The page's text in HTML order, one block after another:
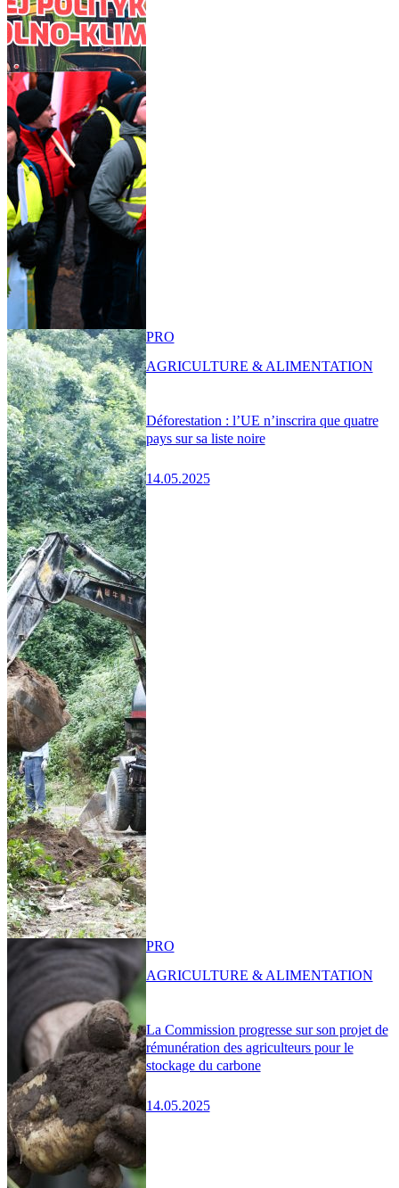
Déforestation : l’UE n’inscrira que quatre
pays sur sa liste noire
14.05.2025
PRO
AGRICULTURE & ALIMENTATION
La Commission progresse sur son projet de
rémunération des agriculteurs pour le
stockage du carbone
14.05.2025
PRO
AGRICULTURE & ALIMENTATION